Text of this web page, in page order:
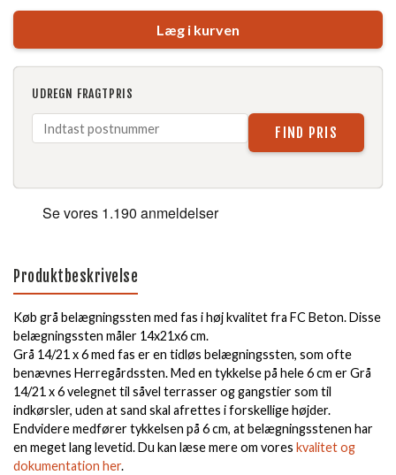
Læg i kurven
UDREGN FRAGTPRIS
Produktbeskrivelse
Køb grå belægningssten med fas i høj kvalitet fra FC Beton. Disse
belægningssten måler 14x21x6 cm.
Grå 14/21 x 6 med fas er en tidløs belægningssten, som ofte
benævnes Herregårdssten. Med en tykkelse på hele 6 cm er Grå
14/21 x 6 velegnet til såvel terrasser og gangstier som til
indkørsler, uden at sand skal afrettes i forskellige højder.
Endvidere medfører tykkelsen på 6 cm, at belægningsstenen har
en meget lang levetid. Du kan læse mere om vores kvalitet og
dokumentation her.